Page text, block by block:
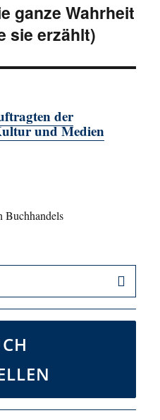
ganze Wahrheit
sie erzählt)
der
und Medien